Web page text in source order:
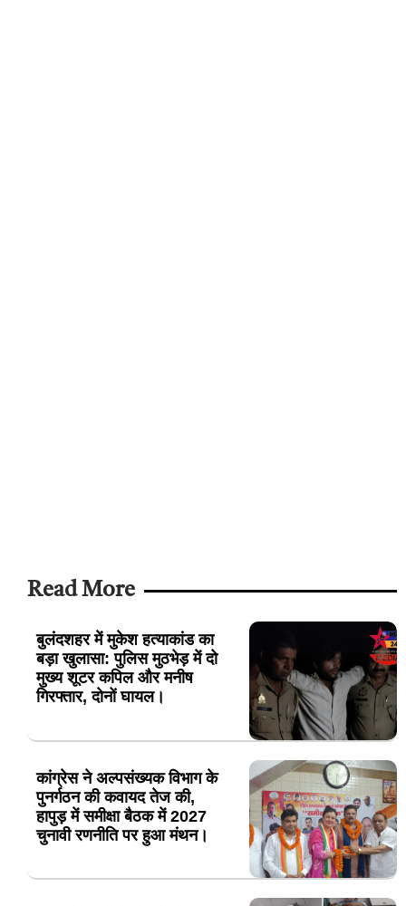
Read More
बुलंदशहर में मुकेश हत्याकांड का
बड़ा खुलासा: पुलिस मुठभेड़ में दो
मुख्य शूटर कपिल और मनीष
गिरफ्तार, दोनों घायल।
कांग्रेस ने अल्पसंख्यक विभाग के
पुनर्गठन की कवायद तेज की,
हापुड़ में समीक्षा बैठक में 2027
चुनावी रणनीति पर हुआ मंथन।